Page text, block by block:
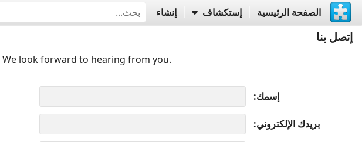
الصفحة الرئيسية إستكشاف إنشاء
إتصل بنا
look forward to hearing from you.
إسمك
بريدك الإلكتروني